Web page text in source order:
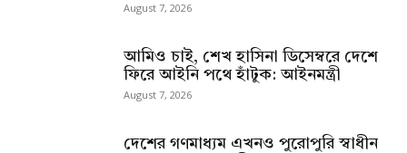
August 7, 2026
আমিও চাই, শেখ হাসিনা ডিসেম্বরে দেশে
ফিরে আইনি পথে হাঁটুক: আইনমন্ত্রী
August 7, 2026
দেশের গণমাধ্যম এখনও পুরোপুরি স্বাধীন